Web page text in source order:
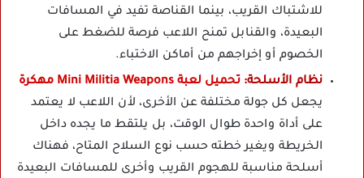
للاشتباك القريب، بينما القناصة تفيد في المسافات
البعيدة، والقنابل تمنح اللاعب فرصة للضغط على
الخصوم أو إخراجهم من أماكن الاختباء.
نظام الأسلحة: تحميل لعبة Mini Militia Weapons مهكرة
يجعل كل جولة مختلفة عن الأخرى، لأن اللاعب لا يعتمد
على أداة واحدة طوال الوقت، بل يلتقط ما يجده داخل
الخريطة ويغير خطته حسب نوع السلاح المتاح، فهناك
أسلحة مناسبة للهجوم القريب وأخرى للمسافات البعيدة